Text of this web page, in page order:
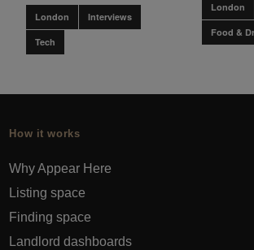
London Interviews
Tech
London
Food &
How it works
Why Appear Here
Listing space
Finding space
Landlord dashboards